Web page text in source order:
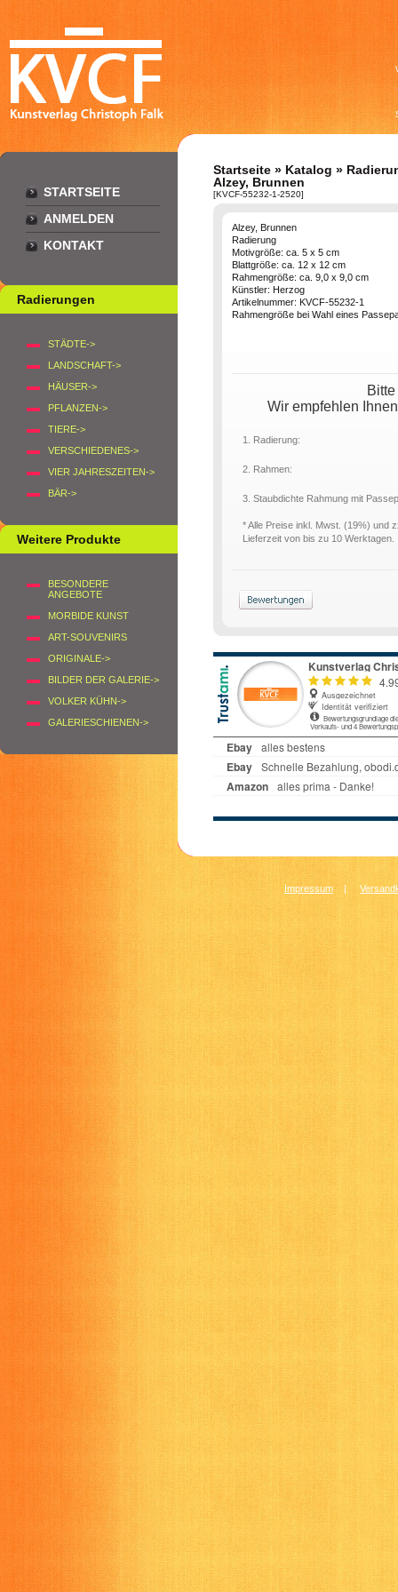
STARTSEITE
ANMELDEN
KONTAKT
Radierungen
STÄDTE->
LANDSCHAFT->
HÄUSER->
PFLANZEN->
TIERE->
VERSCHIEDENES->
VIER JAHRESZEITEN->
BÄR->
Weitere Produkte
BESONDERE
ANGEBOTE
MORBIDE KUNST
ART-SOUVENIRS
ORIGINALE->
BILDER DER GALERIE->
VOLKER KÜHN->
GALERIESCHIENEN->
Startseite » Katalog »
Alzey, Brunnen
[KVCF-55232-1-2520]
Alzey, Brunnen
Radierung
Motivgröße: ca. 5 x 5 cm
Blattgröße: ca. 12 x 12 cm
Rahmengröße: ca. 9,0 x 9,0 cm
Künstler: Herzog
Artikelnummer: KVCF-55232-1
Rahmengröße bei Wahl eines
Wir empfehlen
1. Radierung:
2. Rahmen:
3. Staubdichte Rahmung mit
* Alle Preise inkl. Mwst. (19%) und
Lieferzeit von bis zu 10 Werktagen.
Impressum |